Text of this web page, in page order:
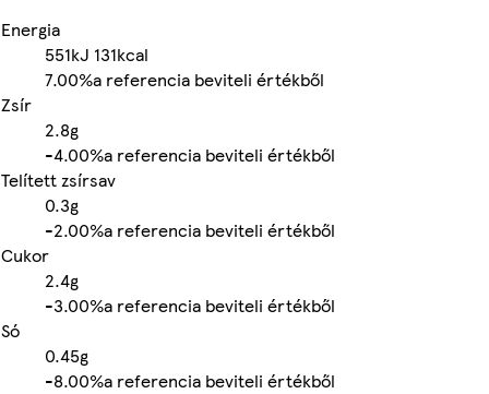
Energia
551kJ 131kcal
7.00%a referencia beviteli értékből
Zsír
2.8g
-4.00%a referencia beviteli értékből
Telített zsírsav
0.3g
-2.00%a referencia beviteli értékből
Cukor
2.4g
-3.00%a referencia beviteli értékből
Só
0.45g
-8.00%a referencia beviteli értékből